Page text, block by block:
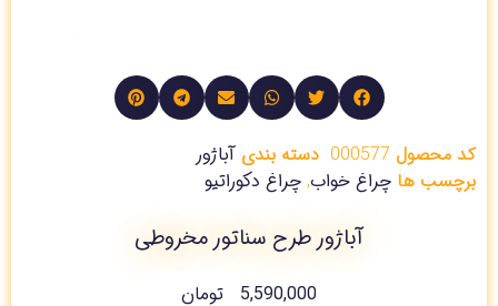
کد محصول 000577 دسته بندی آباژور
برچسب ها چراغ خواب, چراغ دکوراتیو
آباژور طرح سناتور مخروطی
5,590,000 تومان